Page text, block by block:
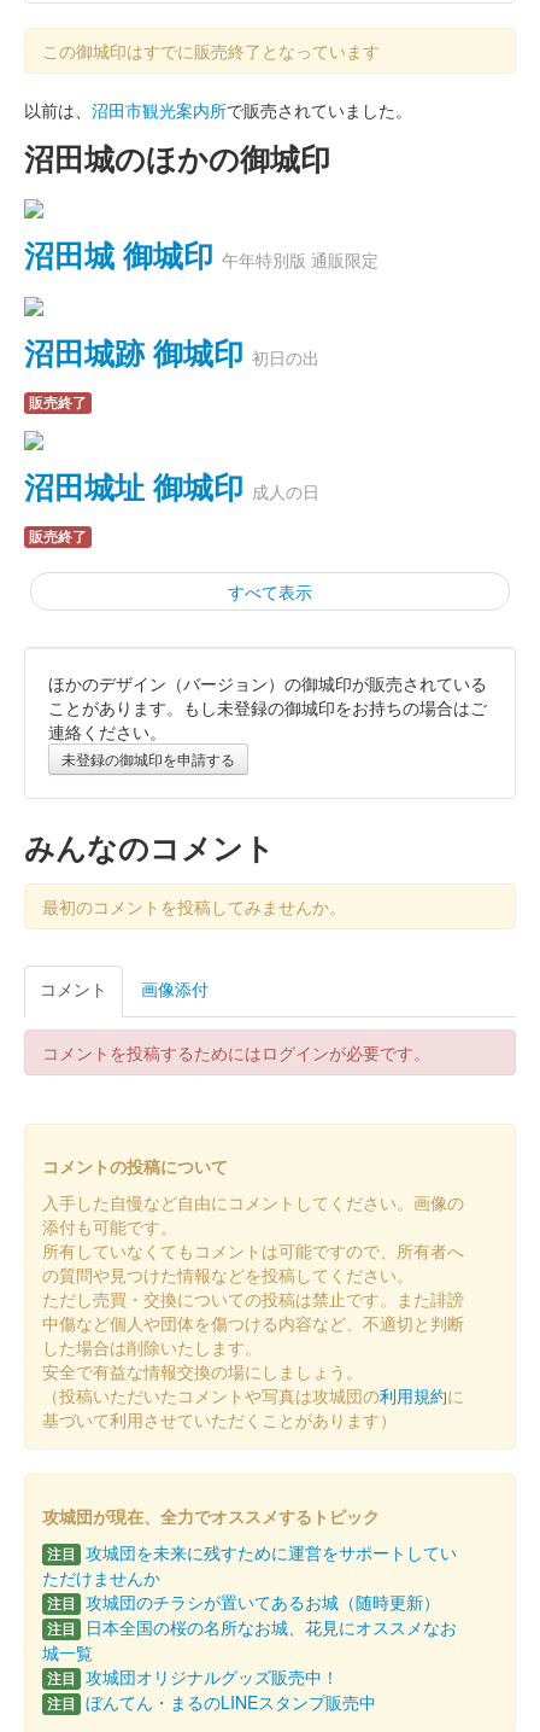
この御城印はすでに販売終了となっています
以前は、 沼田市観光案内所で販売されていました。
沼田城のほかの御城印
沼田城 御城印 午年特別版 通販限定
沼田城跡 御城印 初日の出
販売終了
沼田城址 御城印 成人の日
販売終了
すべて表示
霞城（沼田城）御城印 旧暦（睦月）2026年版
販売終了
沼田城跡 御城印 昭和百年 十二月版
販売終了
沼田城跡 御城印
沼田城跡 御城印
販売終了
沼田城址 御城印 十三夜
販売終了
沼田城跡 御城印 七五三
販売終了
沼田城跡 御城印 旧暦（霜月） 2025年版
販売終了
ほかのデザイン（バージョン）の御城印が販売されている
ことがあります。もし未登録の御城印をお持ちの場合はご
連絡ください。
未登録の御城印を申請する
みんなのコメント
最初のコメントを投稿してみませんか。
コメント 画像添付
コメントを投稿するためにはログインが必要です。
コメントの投稿について
入手した自慢など自由にコメントしてください。画像の
添付も可能です。
所有していなくてもコメントは可能ですので、所有者へ
の質問や見つけた情報などを投稿してください。
ただし売買・交換についての投稿は禁止です。また誹謗
中傷など個人や団体を傷つける内容など、不適切と判断
した場合は削除いたします。
安全で有益な情報交換の場にしましょう。
（投稿いただいたコメントや写真は攻城団の利用規約に
基づいて利用させていただくことがあります）
攻城団が現在、全力でオススメするトピック
注目 攻城団を未来に残すために運営をサポートしてい
ただけませんか
注目 攻城団のチラシが置いてあるお城（随時更新）
注目
日本全国の桜の名所なお城、花見にオススメなお
城一覧
注目 攻城団オリジナルグッズ販売中！
注目 ぼんてん・まるのLINEスタンプ販売中